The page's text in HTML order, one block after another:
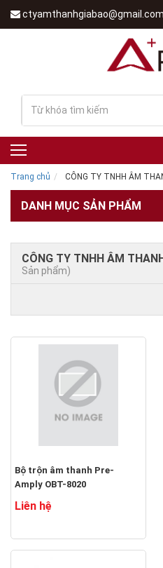
ctyamthanhgiabao@gmail.com
Trang chủ CÔNG TY TNHH ÂM
DANH MỤC SẢN PHẨM
CÔNG TY TNHH ÂM
Sản phẩm)
Bộ trộn âm thanh Pre-
Amply OBT-8020
Liên hệ